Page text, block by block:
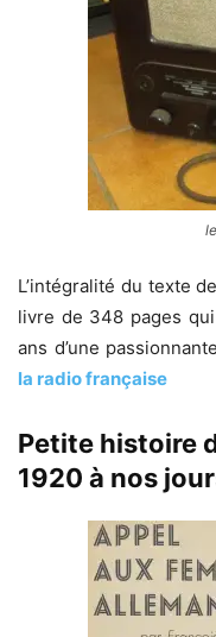
L’intégralité du texte
livre de 348 pages
ans d’une
la radio française
Petite histoire
1920 à nos